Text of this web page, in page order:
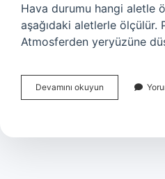
Hava durumu hangi aletle
aşağıdaki aletlerle ölçülür.
Atmosferden yeryüzüne
Devamını okuyun
Durumu
Edilir